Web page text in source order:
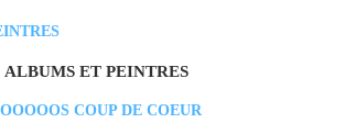
ALBUMS ET PEINTRES